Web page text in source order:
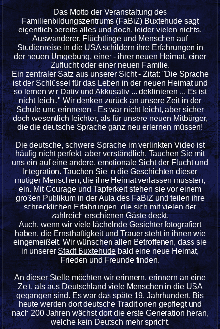
Das Motto der Veranstaltung des
Familienbildungszentrums (FaBiZ) Buxtehude sagt
eigentlich bereits alles und doch, leider vielen nichts.
Auswanderer, Flüchtlinge und Menschen auf
Studienreise in die USA schildern ihre Erfahrungen in
der neuen Umgebung, einer - ihrer neuen Heimat, einer
Zuflucht oder einer neuen Familie.
Ein zentraler Satz aus unserer Sicht - Zitat: "Die Sprache
ist der Schlüssel für das Leben in der neuen Heimat und
so lernen wir Dativ und Akkusativ ... deklinieren ... Es ist
nicht leicht." Wir denken zurück an unsere Zeit in der
Schule und erinneren - Es war nicht leicht, aber sicher
doch wesentlich leichter, als für unsere neuen Mitbürger,
die die deutsche Sprache ganz neu erlernen müssen!
Die deutsche, schwere Sprache im verlinkten Video ist
häufig nicht perfekt, aber verständlich. Tauchen Sie mit
uns ein auf eine andere, emotionale Sicht der Flucht und
Integration. Tauchen Sie in die Geschichten dieser
mutiger Menschen, die ihre Heimat verlassen mussten,
ein. Mit Courage und Tapferkeit stehen sie vor einem
großen Publikum in der Aula des FaBiZ und teilen ihre
schrecklichen Erfahrungen, die sich mit vielen der
zahlreich erschienen Gäste deckt.
Auch, wenn wir viele lächelnde Gesichter fotografiert
haben, die Ernsthaftigkeit und Trauer steht in ihnen wie
eingemeißelt. Wir wünschen allen Betroffenen, dass sie
in unsererStadt Buxtehudebald eine neue Heimat,
Frieden und Freunde finden.
An dieser Stelle möchten wir erinnern, erinnern an eine
Zeit, als aus Deutschland viele Menschen in die USA
gegangen sind. Es war das späte 19. Jahrhundert. Bis
heute werden dort deutsche Traditionen gepflegt und
nach 200 Jahren wächst dort die erste Generation heran,
welche kein Deutsch mehr spricht.